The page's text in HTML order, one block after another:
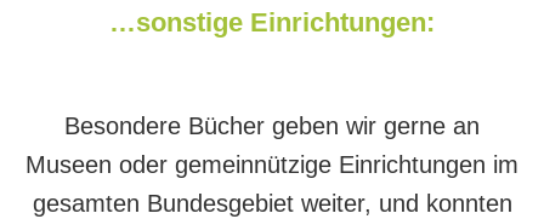
…sonstige Einrichtungen:
Besondere Bücher geben wir gerne an
Museen oder gemeinnützige Einrichtungen im
gesamten Bundesgebiet weiter, und konnten